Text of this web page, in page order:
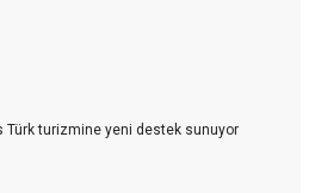
Türk turizmine yeni destek sunuyor